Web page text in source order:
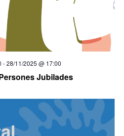
Jubilades
-28/11/2025 @ 17:00